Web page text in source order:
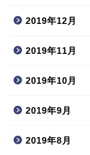
2019年12月
2019年11月
2019年10月
2019年9月
2019年8月